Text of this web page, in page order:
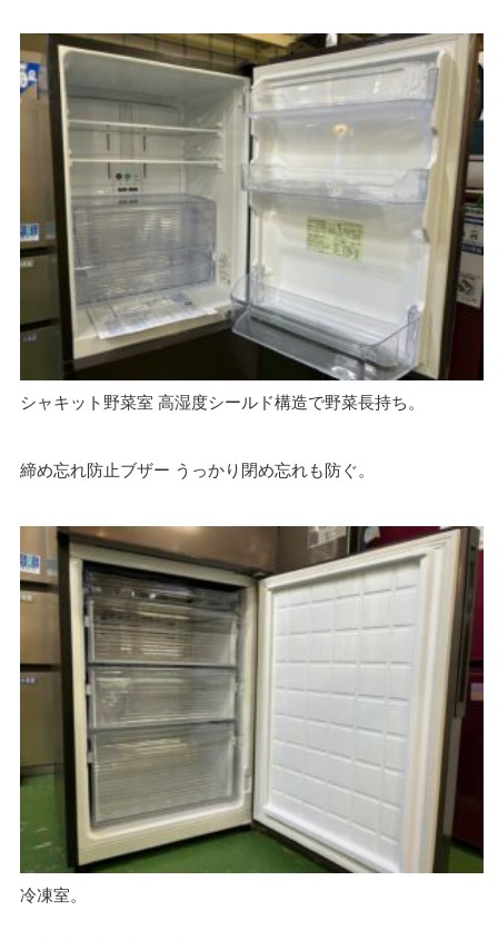
シャキット野菜室 高湿度シールド構造で野菜長持ち。
締め忘れ防止ブザー うっかり閉め忘れも防ぐ。
冷凍室。